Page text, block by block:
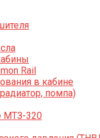
Rail
в кабине
помпа)
МТЗ-320